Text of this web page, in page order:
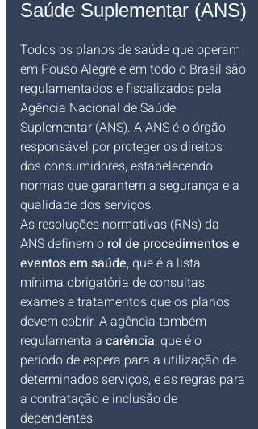
Saúde Suplementar (ANS)
Todos os planos de saúde que operam
em Pouso Alegre e em todo o Brasil são
regulamentados e fiscalizados pela
Agência Nacional de Saúde
Suplementar (ANS). A ANS é o órgão
responsável por proteger os direitos
dos consumidores, estabelecendo
normas que garantem a segurança e a
qualidade dos serviços.
As resoluções normativas (RNs) da
ANS definem o rol de procedimentos e
eventos em saúde, que é a lista
mínima obrigatória de consultas,
exames e tratamentos que os planos
devem cobrir. A agência também
regulamenta a carência, que é o
período de espera para a utilização de
determinados serviços, e as regras para
a contratação e inclusão de
dependentes.